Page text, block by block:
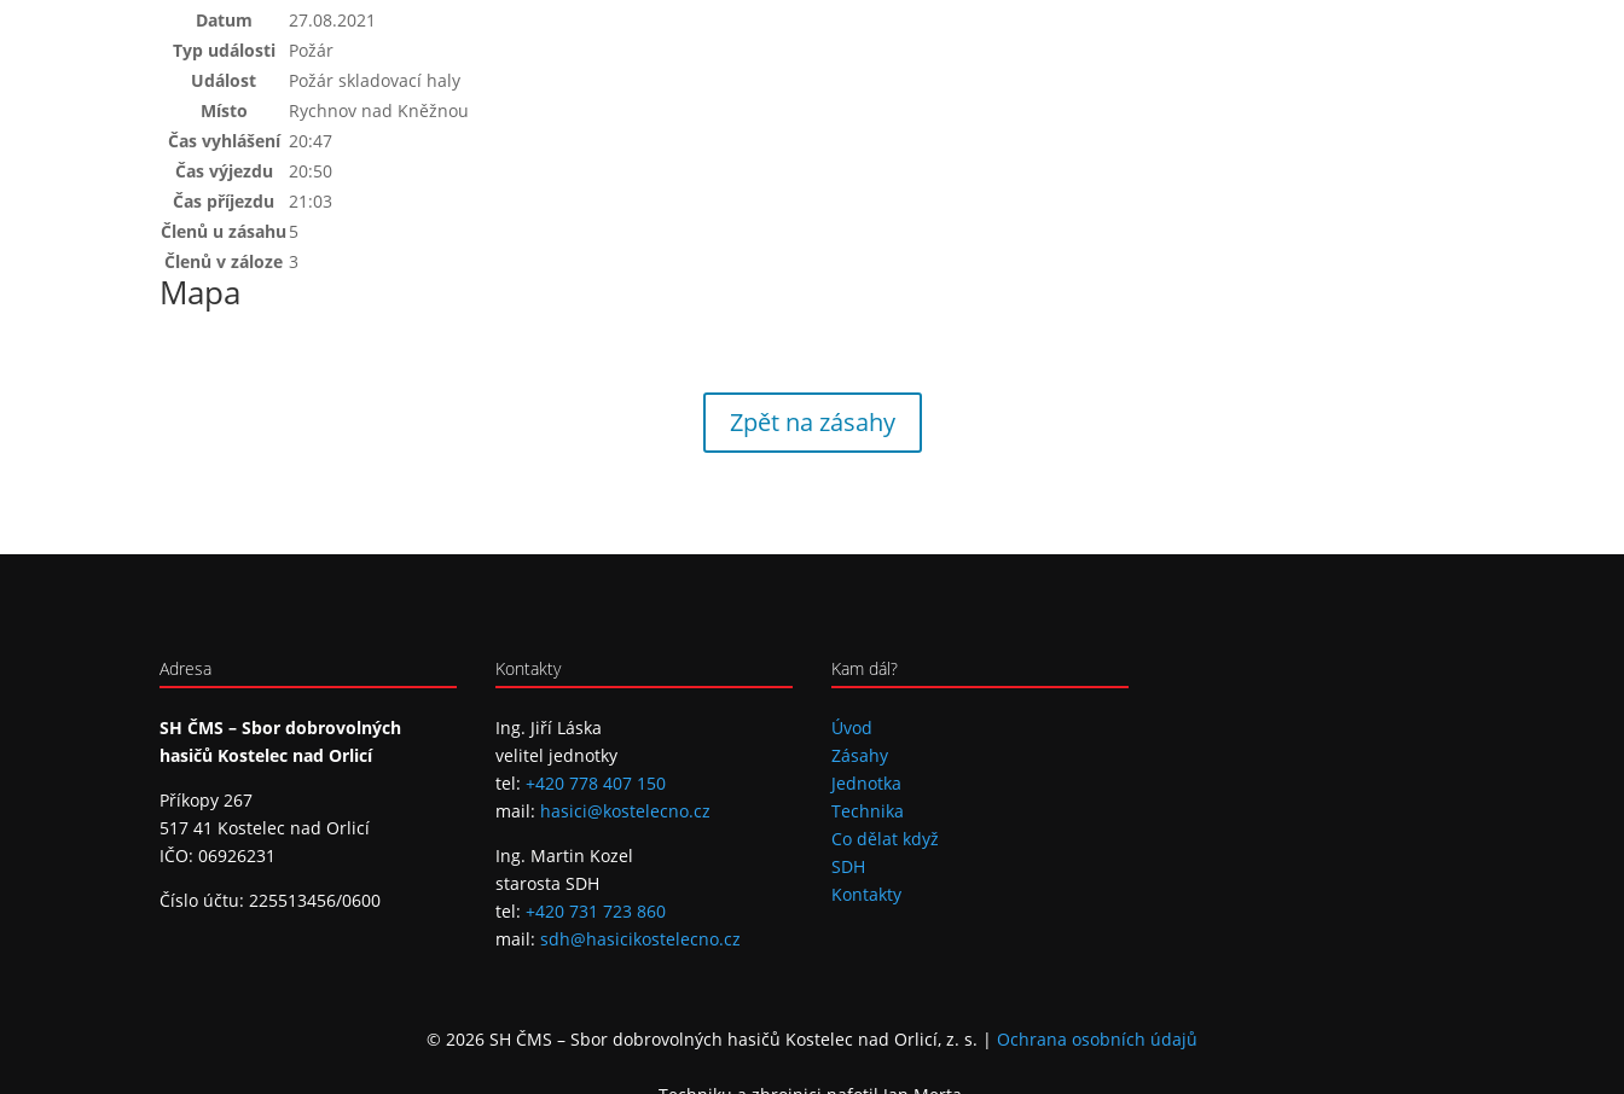
Datum
27.08.2021
Typ události
Požár
Událost
Požár skladovací haly
Místo
Rychnov nad Kněžnou
Čas vyhlášení 20:47
Čas výjezdu
20:50
Čas příjezdu
21:03
Členů u zásahu 5
Členů v záloze 3
Mapa
Zpět na zásahy
Adresa
SH ČMS – Sbor dobrovolných
hasičů Kostelec nad Orlicí
Příkopy 267
517 41 Kostelec nad Orlicí
IČO: 06926231
Číslo účtu: 225513456/0600
Kontakty
Ing. Jiří Láska
velitel jednotky
tel:+420 778 407 150
mail: hasici@kostelecno.cz
Ing. Martin Kozel
starosta SDH
tel:+420 731 723 860
mail:sdh@hasicikostelecno.cz
Kam dál?
Úvod
Zásahy
Jednotka
Technika
Co dělat když
SDH
Kontakty
© 2026 SH ČMS – Sbor dobrovolných hasičů Kostelec nad Orlicí, z. s. | Ochrana osobních údajů